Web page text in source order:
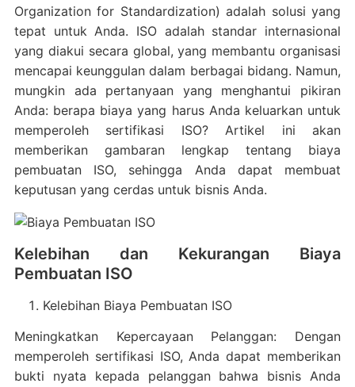
Organization for Standardization) adalah solusi yang
tepat untuk Anda. ISO adalah standar internasional
yang diakui secara global, yang membantu organisasi
mencapai keunggulan dalam berbagai bidang. Namun,
mungkin ada pertanyaan yang menghantui pikiran
Anda: berapa biaya yang harus Anda keluarkan untuk
memperoleh sertifikasi ISO? Artikel ini akan
memberikan gambaran lengkap tentang biaya
pembuatan ISO, sehingga Anda dapat membuat
keputusan yang cerdas untuk bisnis Anda.
Kelebihan dan Kekurangan Biaya
Pembuatan ISO
Kelebihan Biaya Pembuatan ISO
Meningkatkan Kepercayaan Pelanggan: Dengan
memperoleh sertifikasi ISO, Anda dapat memberikan
bukti nyata kepada pelanggan bahwa bisnis Anda